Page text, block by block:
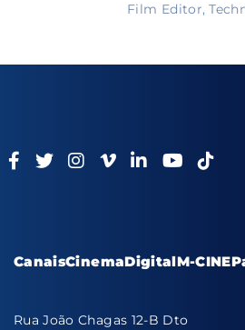
Film Editor
CanaisCinemaDigitalM-CINE
Rua João Chagas 12-B Dto